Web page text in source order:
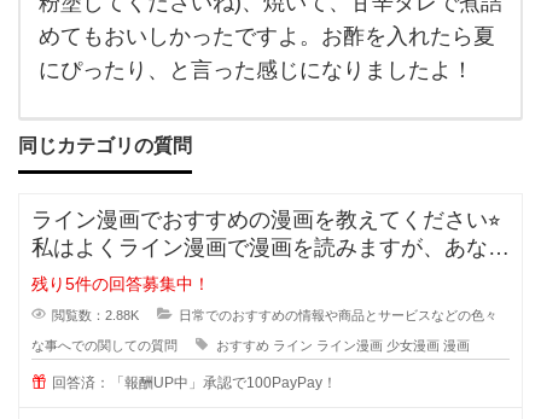
夏は
よく
揚げ
浸し
にし
よ。
白だ
しと
生姜
めてもおいしかったですよ。お酢を入れたら夏
にぴったり、と言った感じになりましたよ！
同じカテゴリの質問
ライン漫画でおすすめの漫画を教えてください⭐︎
私はよくライン漫画で漫画を読みますが、あなた
のおすすめがあれ
残り5件の回答募集中！
閲覧数：2.88K 日常でのおすすめの情報や商品とサービスなどの色々
な事へでの関しての質問 おすすめ ライン ライン漫画 少女漫画 漫画
回答済：「報酬UP中」承認で100PayPay！